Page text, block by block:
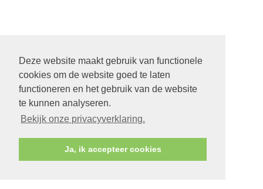
Deze website maakt gebruik van functionele
cookies om de website goed te laten
functioneren en het gebruik van de website
te kunnen analyseren.
Bekijk onze privacyverklaring.
Ja, ik accepteer cookies